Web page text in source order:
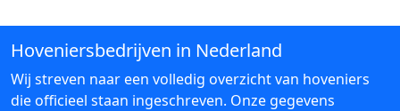
Hoveniersbedrijven in Nederland
Wij streven naar een volledig overzicht van hoveniers
die officieel staan ingeschreven. Onze gegevens